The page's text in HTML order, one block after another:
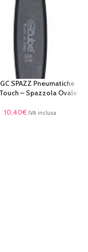
SPAZZ Pneumatiche
– Spazzola Ovale
10,40€ IVA inclusa